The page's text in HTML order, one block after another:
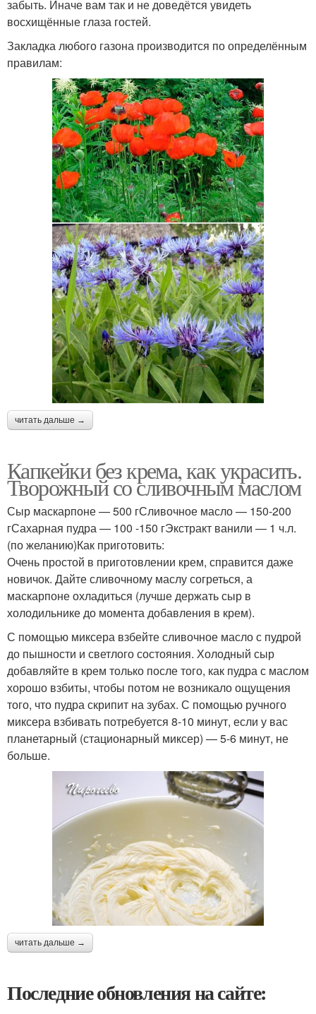
забыть. Иначе вам так и не доведётся увидеть
восхищённые глаза гостей.
Закладка любого газона производится по определённым
правилам:
читать дальше →
Капкейки без крема, как украсить.
Творожный со сливочным маслом
Сыр маскарпоне — 500 гСливочное масло — 150-200
гСахарная пудра — 100 -150 гЭкстракт ванили — 1 ч.л.
(по желанию)Как приготовить:
Очень простой в приготовлении крем, справится даже
новичок. Дайте сливочному маслу согреться, а
маскарпоне охладиться (лучше держать сыр в
холодильнике до момента добавления в крем).
С помощью миксера взбейте сливочное масло с пудрой
до пышности и светлого состояния. Холодный сыр
добавляйте в крем только после того, как пудра с маслом
хорошо взбиты, чтобы потом не возникало ощущения
того, что пудра скрипит на зубах. С помощью ручного
миксера взбивать потребуется 8-10 минут, если у вас
планетарный (стационарный миксер) — 5-6 минут, не
больше.
читать дальше →
Последние обновления на сайте: